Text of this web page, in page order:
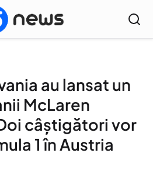
au lansat un
McLaren
câștigători vor
1 în Austria